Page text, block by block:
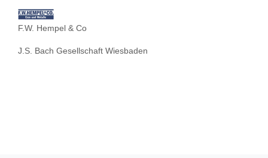
F.W. Hempel & Co
J.S. Bach Gesellschaft Wiesbaden